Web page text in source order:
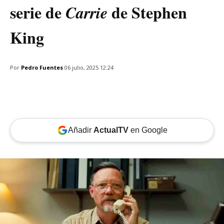
serie de Carrie de Stephen
King
Por Pedro Fuentes 06 julio, 2025 12:24
Añadir ActualTVen Google